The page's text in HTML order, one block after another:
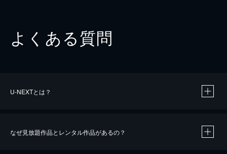
よくある質問
U-NEXTとは？
なぜ見放題作品とレンタル作品があるの？